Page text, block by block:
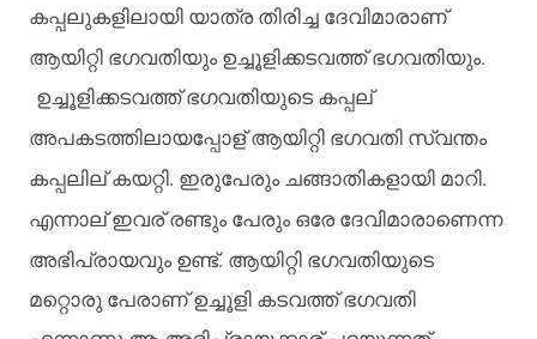
കപ്പലുകളിലായി യാത്ര തിരിച്ച ദേവിമാരാണ്
ആയിറ്റി ഭഗവതിയും ഉച്ചൂളിക്കടവത്ത് ഭഗവതിയും.
ഉച്ചൂളിക്കടവത്ത് ഭഗവതിയുടെ കപ്പല്
അപകടത്തിലായപ്പോള് ആയിറ്റി ഭഗവതി സ്വന്തം
കപ്പലില് കയറ്റി. ഇരുപേരും ചങ്ങാതികളായി മാറി.
എന്നാല് ഇവര് രണ്ടും പേരും ഒരേ ദേവിമാരാണെന്ന
അഭിപ്രായവും ഉണ്ട്. ആയിറ്റി ഭഗവതിയുടെ
മറ്റൊരു പേരാണ് ഉച്ചൂളി കടവത്ത് ഭഗവതി